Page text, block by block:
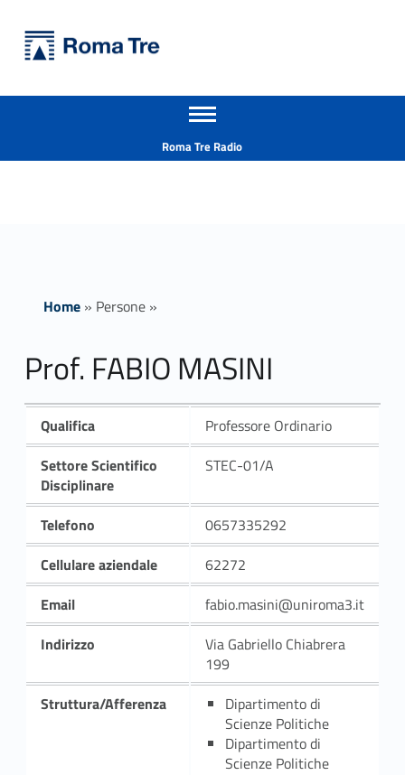
Prof. FABIO MASINI - Università Roma Tre
Apri il menu secondario
Roma Tre Radio
Home» Persone»
Prof. FABIO MASINI
Qualifica
Professore Ordinario
Settore Scientifico
Disciplinare
STEC-01/A
Telefono
0657335292
Cellulare aziendale
62272
Email
fabio.masini@uniroma3.it
Indirizzo
Via Gabriello Chiabrera
199
Struttura/Afferenza
Dipartimento di
Scienze Politiche
Dipartimento di
Scienze Politiche